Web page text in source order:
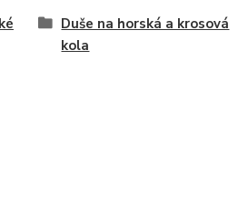
Duše na horská a krosová
kola